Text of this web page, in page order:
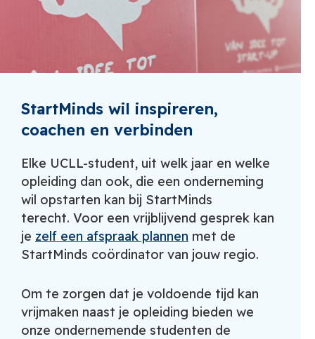
StartMinds wil inspireren,
coachen en verbinden
Elke UCLL-student, uit welk jaar en welke
opleiding dan ook, die een onderneming
wil opstarten kan bij StartMinds
terecht. Voor een vrijblijvend gesprek kan
je zelf een afspraak plannen met de
StartMinds coördinator van jouw regio.
Om te zorgen dat je voldoende tijd kan
vrijmaken naast je opleiding bieden we
onze ondernemende studenten de